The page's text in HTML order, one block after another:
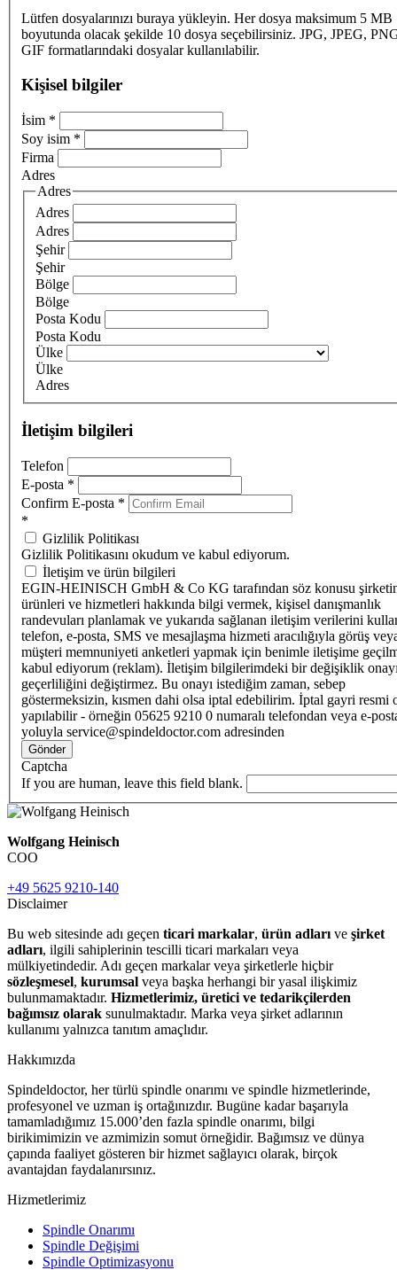
Lütfen dosyalarınızı buraya yükleyin. Her dosya maksimum 5 MB
boyutunda olacak şekilde 10 dosya seçebilirsiniz. JPG, JPEG,
GIF formatlarındaki dosyalar kullanılabilir.
Kişisel bilgiler
İsim *
Soy isim *
Firma
Adres
Adres
Adres
Adres
Şehir
Şehir
Bölge
Bölge
Posta Kodu
Posta Kodu
Ülke
Ülke
Adres
İletişim bilgileri
Telefon
E-posta *
Confirm E-posta *
*
Gizlilik Politikası
Gizlilik Politikasını okudum ve kabul ediyorum.
İletişim ve ürün bilgileri
EGIN-HEINISCH GmbH & Co KG tarafından söz konusu
ürünleri ve hizmetleri hakkında bilgi vermek, kişisel danışmanlık
randevuları planlamak ve yukarıda sağlanan iletişim verilerini
telefon, e-posta, SMS ve mesajlaşma hizmeti aracılığıyla görüş
müşteri memnuniyeti anketleri yapmak için benimle iletişime
kabul ediyorum (reklam). İletişim bilgilerimdeki bir değişiklik
geçerliliğini değiştirmez. Bu onayı istediğim zaman, sebep
göstermeksizin, kısmen dahi olsa iptal edebilirim. İptal gayri resmi
yapılabilir - örneğin 05625 9210 0 numaralı telefondan veya e-
yoluyla service@spindeldoctor.com adresinden
Gönder
Captcha
If you are human, leave this field blank.
Wolfgang Heinisch
COO
+49 5625 9210-140
Disclaimer
Bu web sitesinde adı geçen ticari markalar, ürün adları ve şirket
adları, ilgili sahiplerinin tescilli ticari markaları veya
mülkiyetindedir. Adı geçen markalar veya şirketlerle hiçbir
sözleşmesel, kurumsal veya başka herhangi bir yasal ilişkimiz
bulunmamaktadır. Hizmetlerimiz, üretici ve tedarikçilerden
bağımsız olarak sunulmaktadır. Marka veya şirket adlarının
kullanımı yalnızca tanıtım amaçlıdır.
Hakkımızda
Spindeldoctor, her türlü spindle onarımı ve spindle hizmetlerinde,
profesyonel ve uzman iş ortağınızdır. Bugüne kadar başarıyla
tamamladığımız 15.000’den fazla spindle onarımı, bilgi
birikimimizin ve azmimizin somut örneğidir. Bağımsız ve dünya
çapında faaliyet gösteren bir hizmet sağlayıcı olarak, birçok
avantajdan faydalanırsınız.
Hizmetlerimiz
Spindle Onarımı
Spindle Değişimi
Spindle Optimizasyonu